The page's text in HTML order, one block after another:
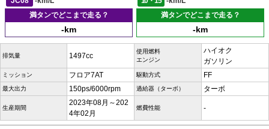
満タンでどこまで走る？
-km
満タンでどこまで走る？
-km
排気量 1497cc
使用燃料
エンジン
ハイオク
ガソリン
ミッション フロア7AT 駆動方式 FF
最大出力 150ps/6000rpm 過給器（ターボ） ターボ
生産期間
2023年08月～202
4年02月
燃費性能 -